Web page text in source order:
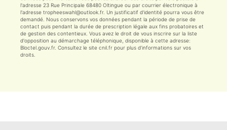
l'adresse 23 Rue Principale 68480 Oltingue ou par courrier électronique à
l'adresse tropheeswahl@outlook.fr. Un justificatif d'identité pourra vous être
demandé. Nous conservons vos données pendant la période de prise de
contact puis pendant la durée de prescription légale aux fins probatoires et
de gestion des contentieux. Vous avez le droit de vous inscrire sur la liste
d'opposition au démarchage téléphonique, disponible à cette adresse:
Bloctel.gouv.fr. Consultez le site cnil.fr pour plus d’informations sur vos
droits.